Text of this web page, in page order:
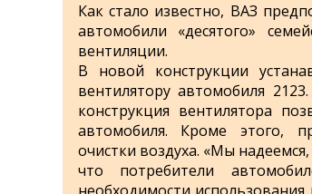
Как стало известно, ВАЗ
автомобили «десятого»
вентиляции.
В новой конструкции
вентилятору автомобиля
конструкция вентилятора
автомобиля. Кроме этого,
очистки воздуха. «Мы
что потребители